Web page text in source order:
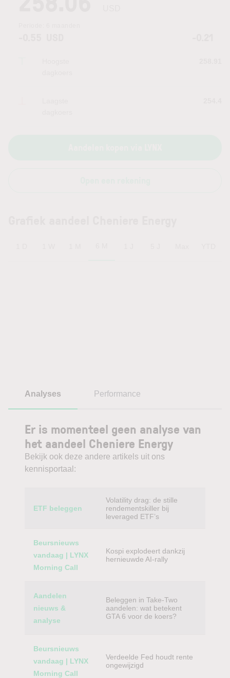
Analyses Performance
Er is momenteel geen analyse van
het aandeel Cheniere Energy
Bekijk ook deze andere artikels uit ons
kennisportaal:
ETF beleggen
Volatility drag: de stille
rendementskiller bij
leveraged ETF’s
Beursnieuws
vandaag | LYNX
Morning Call
Kospi explodeert dankzij
hernieuwde AI-rally
Aandelen
nieuws &
analyse
Beleggen in Take-Two
aandelen: wat betekent
GTA 6 voor de koers?
Beursnieuws
vandaag | LYNX
Morning Call
Verdeelde Fed houdt rente
ongewijzigd